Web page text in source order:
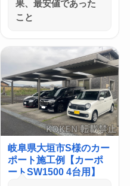
果、最安値であった
こと
岐阜県大垣市S様のカー
ポート施工例【カーポ
ートSW1500 4台用】